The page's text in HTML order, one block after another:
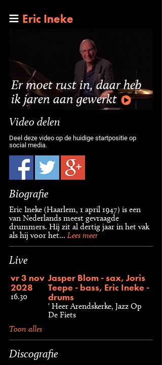
Eric Ineke
Er moet rust in, daar heb
ik jaren aan gewerkt
Video delen
Deel deze video op de huidige startpositie op
social media.
Biografie
Eric Ineke (Haarlem, 1 april 1947) is een
van Nederlands meest gevraagde
drummers. Hij zit al dertig jaar in het vak
als hij voor het... Lees meer
Live
vr 3 nov
2028
16.30
Jasper Blom - sax, Joris
Teepe - bass, Eric Ineke -
drums
' Heer Arendskerke, Jazz Op
De Fiets
Toon alles
Discografie